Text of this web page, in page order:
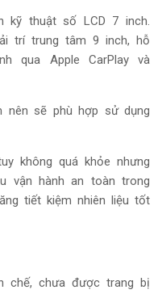
kỹ thuật số LCD 7 inch.
trí trung tâm 9 inch, hỗ
qua Apple CarPlay và
nên sẽ phù hợp sử dụng
không quá khỏe nhưng
vận hành an toàn trong
tiết kiệm nhiên liệu tốt
chế, chưa được trang bị